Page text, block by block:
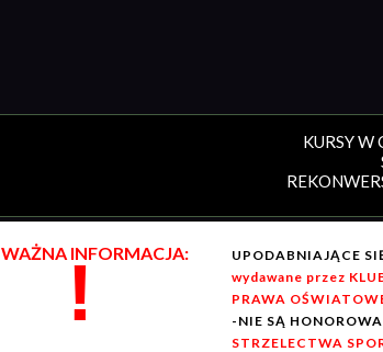
KURSY W
WAŻNA INFORMACJA:
!
UPODABNIAJĄCE
wydawane przez
PRAWA
-NIE SĄ
STRZELECTWA